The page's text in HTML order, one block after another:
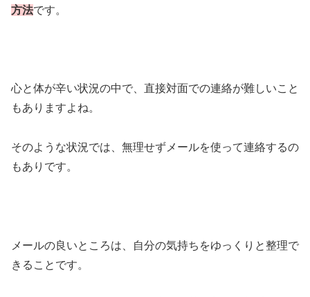
方法です。
心と体が辛い状況の中で、直接対面での連絡が難しいこと
もありますよね。
そのような状況では、無理せずメールを使って連絡するの
もありです。
メールの良いところは、自分の気持ちをゆっくりと整理で
きることです。